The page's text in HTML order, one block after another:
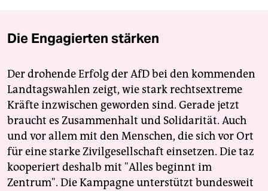
Die Engagierten stärken
Der drohende Erfolg der AfD bei den kommenden
Landtagswahlen zeigt, wie stark rechtsextreme
Kräfte inzwischen geworden sind. Gerade jetzt
braucht es Zusammenhalt und Solidarität. Auch
und vor allem mit den Menschen, die sich vor Ort
für eine starke Zivilgesellschaft einsetzen. Die taz
kooperiert deshalb mit "Alles beginnt im
Zentrum". Die Kampagne unterstützt bundesweit